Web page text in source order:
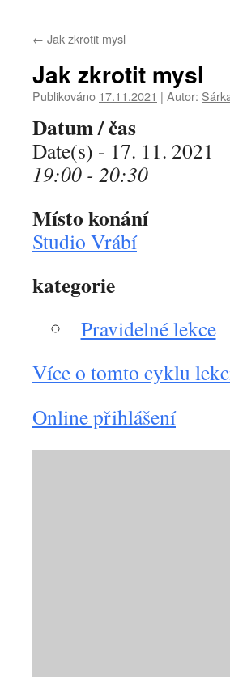
← Jak zkrotit mysl
Jak zkrotit mysl
Publikováno 17.11.2021 | Autor:
Datum / čas
Date(s) - 17. 11. 2021
19:00 - 20:30
Místo konání
Studio Vrábí
kategorie
Pravidelné lekce
Více o tomto cyklu
Online přihlášení